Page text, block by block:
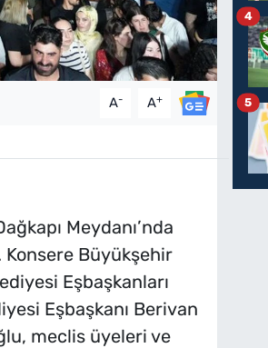
A- A+
Meydanı’nda
Konsere Büyükşehir
Eşbaşkanları
Eşbaşkanı Berivan
meclis üyeleri ve
4
5